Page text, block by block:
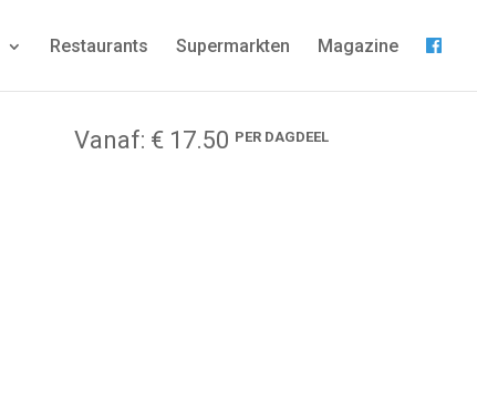
Restaurants Supermarkten Magazine
Vanaf: € 17.50 PER DAGDEEL